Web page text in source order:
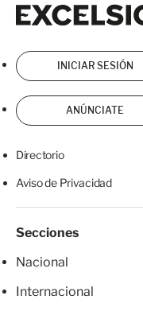
INICIAR SESIÓN
ANÚNCIATE
Directorio
Aviso de Privacidad
Secciones
Nacional
Internacional